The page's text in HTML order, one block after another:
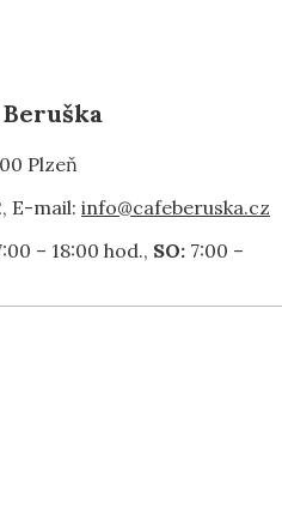
Plzeň
E-mail: info@cafeberuska.cz
– 18:00 hod., SO: 7:00 –